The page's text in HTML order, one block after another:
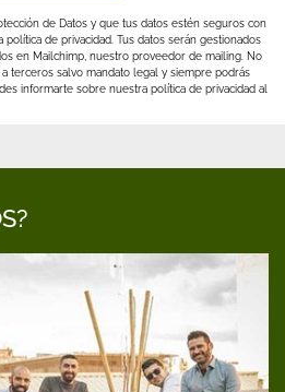
de Datos y que tus datos estén seguros con
de privacidad. Tus datos serán gestionados
en Mailchimp, nuestro proveedor de mailing. No
terceros salvo mandato legal y siempre podrás
informarte sobre nuestra política de privacidad al